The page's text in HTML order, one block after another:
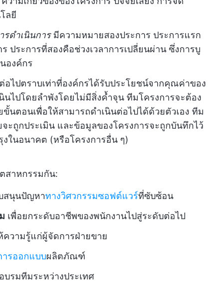
ลยี
รดำเนินการมีความหมายสองประการ ประการแรก
ประการที่สองคือช่วงเวลาการเปลี่ยนผ่าน ซึ่งการบู
องค์กร
อไปตราบเท่าที่องค์กรได้รับประโยชน์จากคุณค่าของ
ไปโดยลำพังโดยไม่มีสิ่งค้ำจุน ทีมโครงการจะต้อง
นตอนเพื่อให้สามารถดำเนินต่อไปได้ด้วยตัวเอง ทีม
ะถูกประเมิน และข้อมูลของโครงการจะถูกบันทึกไว้
ในอนาคต (หรือโครงการอื่น ๆ)
สาหกรรมกัน:
สนุนปัญหาทางวิศวกรรมซอฟต์แวร์ที่ซับซ้อน
เพื่อยกระดับอาชีพของพนักงานไปสู่ระดับต่อไป
ความรู้แก่ผู้จัดการฝ่ายขาย
ารออกแบบผลิตภัณฑ์
บรมทีมระหว่างประเทศ